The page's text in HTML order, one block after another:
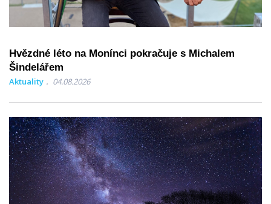
Hvězdné léto na Monínci pokračuje s Michalem
Šindelářem
Aktuality 04.08.2026